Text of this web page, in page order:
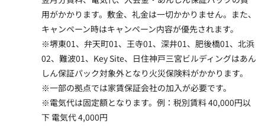
用がかかります。敷金、礼金は一切かかりません。また、
キャンペーン時はキャンペーン内容が優先されます。
※堺東01、弁天町01、王寺01、深井01、肥後橋01、北浜
02、難波01、Key Site、日住神戸三宮ビルディングはあん
しん保証パック対象外となり火災保険料がかかります。
※一部の拠点では家賃保証会社の加入が必要です。
※電気代は固定額となります。例：税別賃料 40,000円以
下 電気代 4,000円